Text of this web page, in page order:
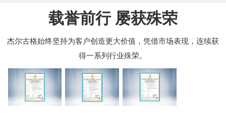
载誉前行 屡获殊荣
杰尔古格始终坚持为客户创造更大价值，凭借市场表现，连续获
得一系列行业殊荣。